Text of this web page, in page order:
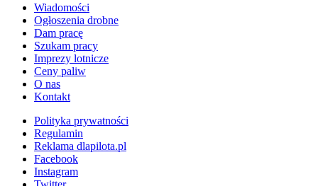
Wiadomości
Ogłoszenia drobne
Dam pracę
Szukam pracy
Imprezy lotnicze
Ceny paliw
O nas
Kontakt
Polityka prywatności
Regulamin
Reklama dlapilota.pl
Facebook
Instagram